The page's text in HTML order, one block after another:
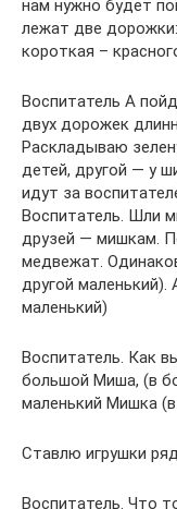
нам нужно будет
лежат две
короткая –
Воспитатель А
двух дорожек
Раскладываю
детей, другой — у
идут за
Воспитатель. Шли
друзей — мишкам.
медвежат.
другой
маленький)
Воспитатель. Как
большой Миша, (в
маленький Мишка
Ставлю игрушки
Воспитатель. Что